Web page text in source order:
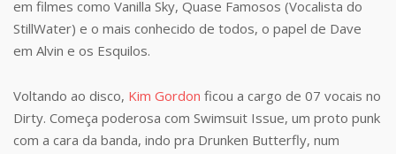
em filmes como Vanilla Sky, Quase Famosos (Vocalista do
StillWater) e o mais conhecido de todos, o papel de Dave
em Alvin e os Esquilos.
Voltando ao disco, Kim Gordon ficou a cargo de 07 vocais no
Dirty. Começa poderosa com Swimsuit Issue, um proto punk
com a cara da banda, indo pra Drunken Butterfly, num